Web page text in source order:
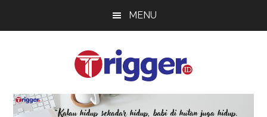
MENU
Trigger
Terkini